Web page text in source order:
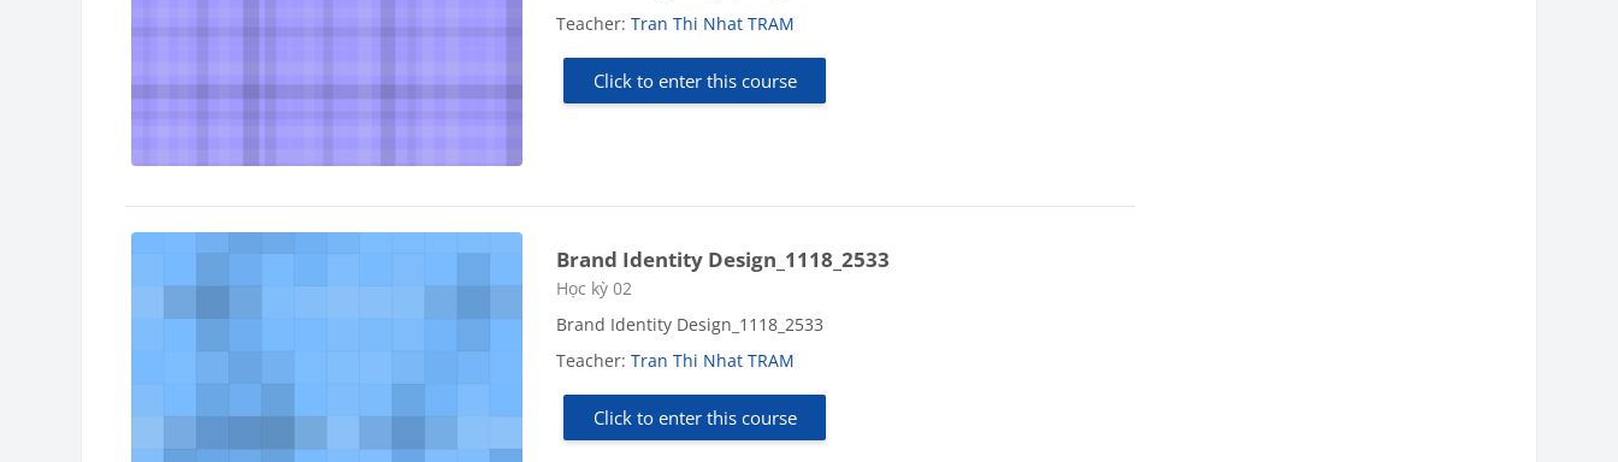
Teacher:Tran Thi Nhat TRAM
Click to enter this course
Brand Identity Design_1118_2533
Course category
Học kỳ 02
Brand Identity Design_1118_2533
Teacher:Tran Thi Nhat TRAM
Click to enter this course